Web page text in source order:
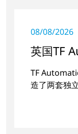
08/08/2026
英国TF
TF
造了两套独